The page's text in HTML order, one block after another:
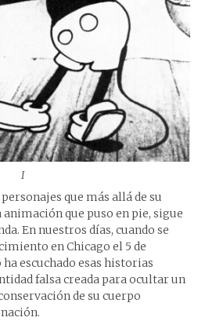
I
que más allá de su
que puso en pie, sigue
En nuestros días, cuando se
en Chicago el 5 de
escuchado esas historias
falsa creada para ocultar un
de su cuerpo